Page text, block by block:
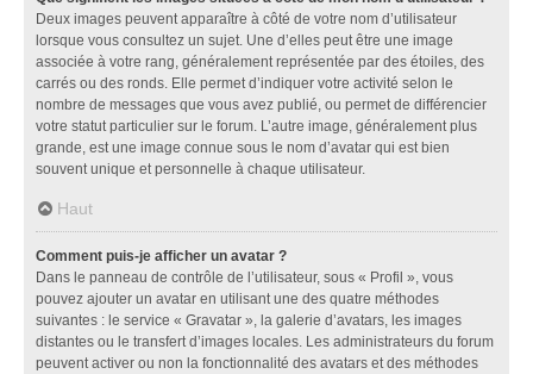
Deux images peuvent apparaître à côté de votre nom d’utilisateur
lorsque vous consultez un sujet. Une d’elles peut être une image
associée à votre rang, généralement représentée par des étoiles, des
carrés ou des ronds. Elle permet d’indiquer votre activité selon le
nombre de messages que vous avez publié, ou permet de différencier
votre statut particulier sur le forum. L’autre image, généralement plus
grande, est une image connue sous le nom d’avatar qui est bien
souvent unique et personnelle à chaque utilisateur.
Haut
Comment puis-je afficher un avatar ?
Dans le panneau de contrôle de l’utilisateur, sous « Profil », vous
pouvez ajouter un avatar en utilisant une des quatre méthodes
suivantes : le service « Gravatar », la galerie d’avatars, les images
distantes ou le transfert d’images locales. Les administrateurs du forum
peuvent activer ou non la fonctionnalité des avatars et des méthodes